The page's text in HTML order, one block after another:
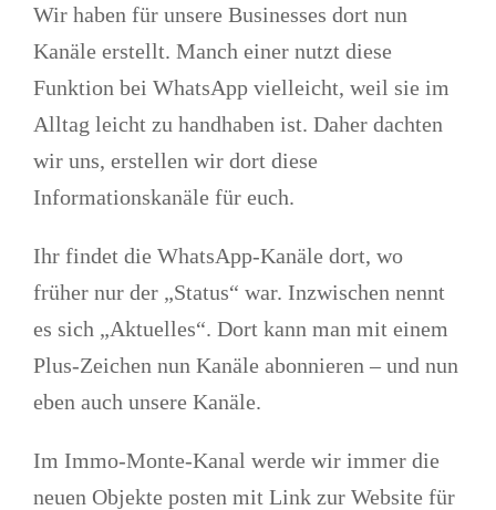
Wir haben für unsere Businesses dort nun
Kanäle erstellt. Manch einer nutzt diese
Funktion bei WhatsApp vielleicht, weil sie im
Alltag leicht zu handhaben ist. Daher dachten
wir uns, erstellen wir dort diese
Informationskanäle für euch.
Ihr findet die WhatsApp-Kanäle dort, wo
früher nur der „Status“ war. Inzwischen nennt
es sich „Aktuelles“. Dort kann man mit einem
Plus-Zeichen nun Kanäle abonnieren – und nun
eben auch unsere Kanäle.
Im Immo-Monte-Kanal werde wir immer die
neuen Objekte posten mit Link zur Website für